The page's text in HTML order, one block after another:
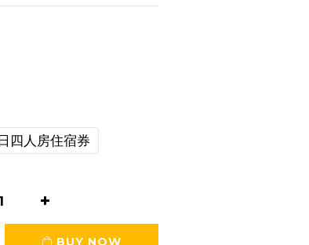
四人房住宿券
BUY NOW